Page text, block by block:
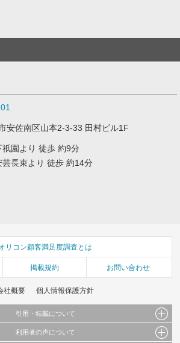
安佐南区山本2-3-33 田村ビル1F
祇園より 徒歩 約9分
芸長束より 徒歩 約14分
リコン顧客満足度調査とは
掲載規約 お問い合わせ
社概要 個人情報保護方針
引用・転載について
報（文字、写真、イラスト、画像データ等）及びこれらの配
利用者の声について